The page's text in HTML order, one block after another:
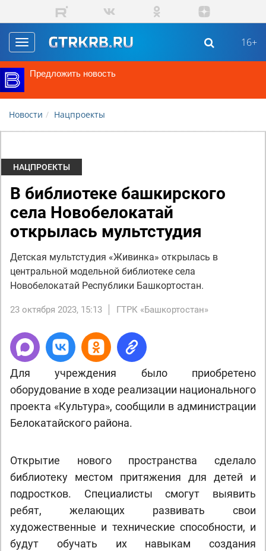
Перейти к основному содержанию
Toggle
navigation
16+
Предложить новость
Новости Нацпроекты
НАЦПРОЕКТЫ
В библиотеке башкирского
села Новобелокатай
открылась мультстудия
Детская мультстудия «Живинка» открылась в
центральной модельной библиотеке села
Новобелокатай Республики Башкортостан.
23 октября 2023, 15:13 ГТРК «Башкортостан»
Для учреждения было приобретено
оборудование в ходе реализации национального
проекта «Культура», сообщили в администрации
Белокатайского района.
Открытие нового пространства сделало
библиотеку местом притяжения для детей и
подростков. Специалисты смогут выявить
ребят, желающих развивать свои
художественные и технические способности, и
будут обучать их навыкам создания